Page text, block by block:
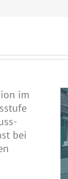
grüne
erhöht
Anteil an